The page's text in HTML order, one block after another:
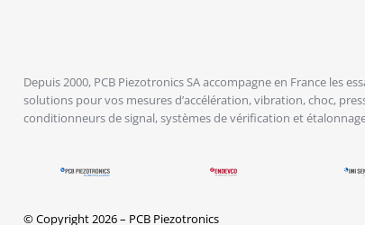
Depuis 2000, PCB Piezotronics SA accompagne en France les
solutions pour vos mesures d’accélération, vibration, choc,
conditionneurs de signal, systèmes de vérification et
© Copyright 2026 – PCB Piezotronics